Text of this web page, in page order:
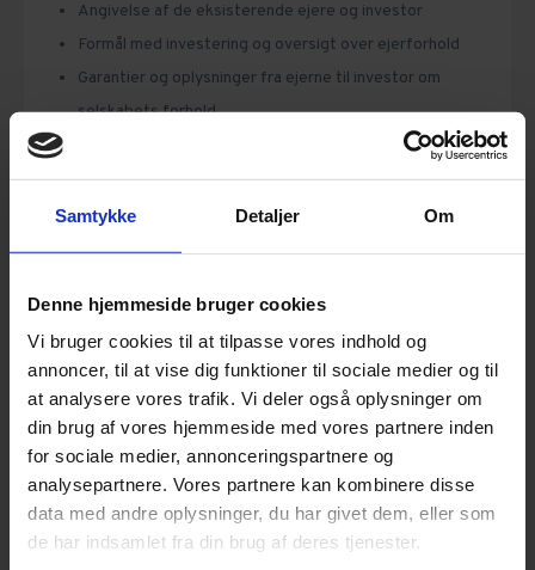
Samtykke Detaljer Om
Denne hjemmeside bruger cookies
Vi bruger cookies til at tilpasse vores indhold og
annoncer, til at vise dig funktioner til sociale medier og til
at analysere vores trafik. Vi deler også oplysninger om
din brug af vores hjemmeside med vores partnere inden
for sociale medier, annonceringspartnere og
analysepartnere. Vores partnere kan kombinere disse
data med andre oplysninger, du har givet dem, eller som
de har indsamlet fra din brug af deres tjenester.
Fusion og spaltning
Køb og salg af virksomhed
Omdannelse
Stiftelse af selskab
Skat og regnskab
Angivelse af de eksisterende ejere og investor
Formål med investering og oversigt over ejerforhold
Garantier og oplysninger fra ejerne til investor om
selskabets forhold
Læs mere
Start dokumentguide
Alle dokumenter vedrørende selskaber,
Erhverv,